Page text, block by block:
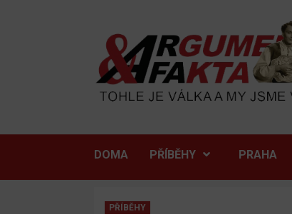
DOMA PŘÍBĚHY PRAHA
PŘÍBĚHY